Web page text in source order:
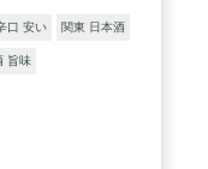
口 安い 関東 日本酒
旨味